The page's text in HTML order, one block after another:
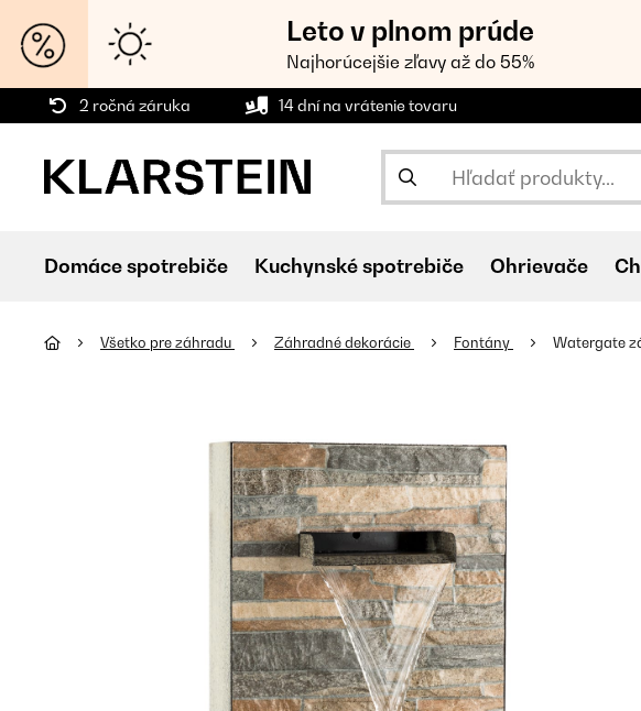
Leto v plnom prúde
Najhorúcejšie zľavy až do 55%
2 ročná záruka 14 dní na vrátenie tovaru
Domáce spotrebiče Kuchynské spotrebiče Ohrievače
Všetko pre záhradu Záhradné dekorácie Fontány Watergate